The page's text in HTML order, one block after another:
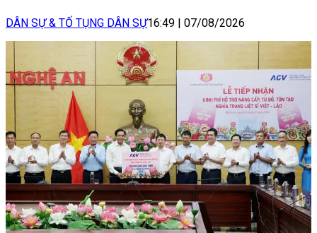
DÂN SỰ & TỐ TỤNG DÂN SỰ16:49 | 07/08/2026